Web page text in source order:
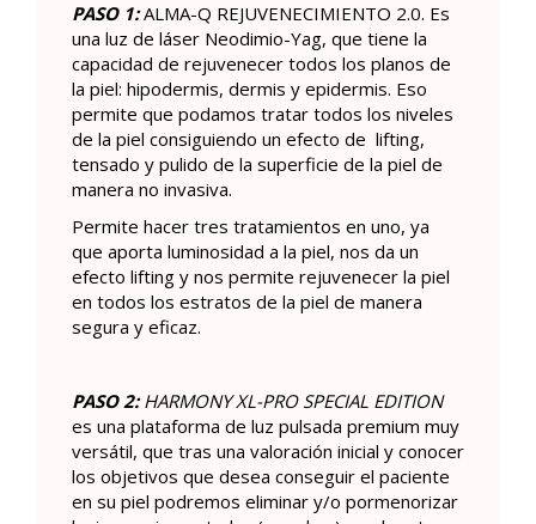
PASO 1:ALMA-Q REJUVENECIMIENTO 2.0. Es
una luz de láser Neodimio-Yag, que tiene la
capacidad de rejuvenecer todos los planos de
la piel: hipodermis, dermis y epidermis. Eso
permite que podamos tratar todos los niveles
de la piel consiguiendo un efecto de lifting,
tensado y pulido de la superficie de la piel de
manera no invasiva.
Permite hacer tres tratamientos en uno, ya
que aporta luminosidad a la piel, nos da un
efecto lifting y nos permite rejuvenecer la piel
en todos los estratos de la piel de manera
segura y eficaz.
PASO 2:HARMONY XL-PRO SPECIAL EDITION
es una plataforma de luz pulsada premium muy
versátil, que tras una valoración inicial y conocer
los objetivos que desea conseguir el paciente
en su piel podremos eliminar y/o pormenorizar